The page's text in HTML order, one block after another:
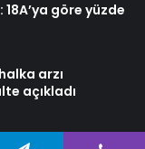
göre yüzde
arzı
açıkladı